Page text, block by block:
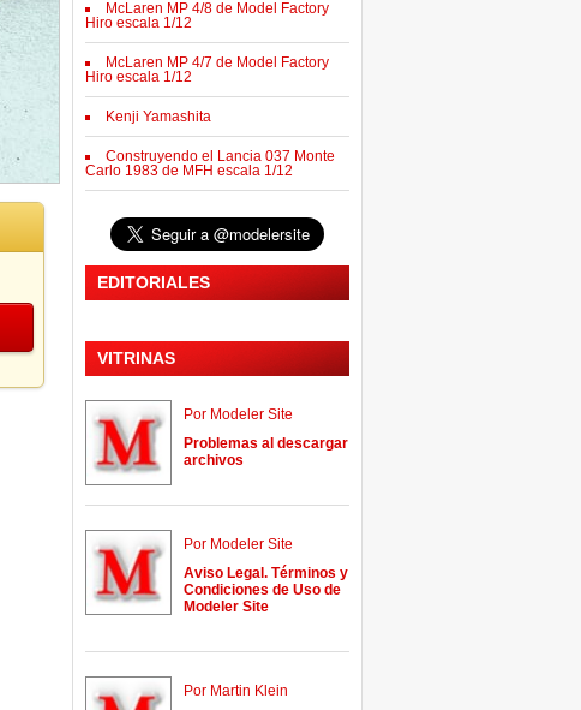
McLaren MP 4/8 de Model Factory
Hiro escala 1/12
McLaren MP 4/7 de Model Factory
Hiro escala 1/12
Kenji Yamashita
Construyendo el Lancia 037 Monte
Carlo 1983 de MFH escala 1/12
EDITORIALES
VITRINAS
Por Modeler Site
Problemas al descargar
archivos
Por Modeler Site
Aviso Legal. Términos y
Condiciones de Uso de
Modeler Site
Por Martin Klein